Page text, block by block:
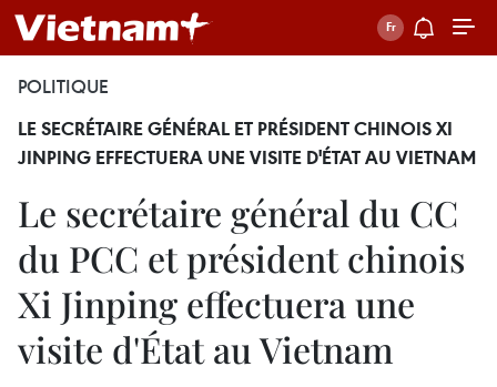
POLITIQUE
LE SECRÉTAIRE GÉNÉRAL ET PRÉSIDENT CHINOIS XI
JINPING EFFECTUERA UNE VISITE D'ÉTAT AU VIETNAM
Le secrétaire général du CC
du PCC et président chinois
Xi Jinping effectuera une
visite d'État au Vietnam